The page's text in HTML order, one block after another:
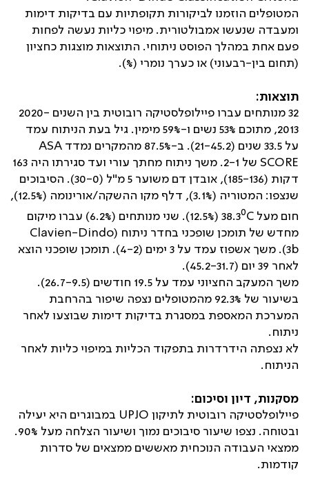
המטופלים הוזמנו לביקורות תקופתיות עם בדיקות דימות
ומעבדה שנעשו אמבולטורית. מיפוי כליות נעשה לפחות
פעם אחת במהלך הפוסט ניתוחי. התוצאות מוצגות כחציון
(תחום בין-רבעוני) או כערך נומרי (%).
תוצאות:
32 מנותחים עברו פיילופלסטיקה רובוטית בין השנים 2020-
2013, מתוכם 53% נשים ו-59% מימין. גיל בעת הניתוח עמד
על 33.5 שנים (21-45.2). ב-87.5% מהמקרים נמדד
ASA
SCORE
של 2-1. משך ניתוח מחתך עורי ועד סגירתו היה 163
דקות (185-136), אובדן דם משוער 5 מ"ל (30-0). הסיבוכים
שנצפו: המטוריה (3.1%), דלף מקו ההשקה/אורינומה (12.5%),
חום מעל
38.30C
(12.5%). שני מנותחים (6.2%) עברו מיקום
מחדש של תומכן שופכני בחדר ניתוח (Clavien-Dindo
3b
). משך אשפוז עמד על 3 ימים (4-2). תומכן שופכני הוצא
לאחר 39 יום (45.2-31.7).
משך המעקב החציוני עמד על 19.5 חודשים (26.7-9.5).
בשיעור של 92.3% מהמטופלים נצפה שיפור בהרחבת
המערכת המאספת במסגרת בדיקות דימות שבוצעו לאחר
ניתוח.
לא נצפתה הידרדרות בתפקוד הכליות במיפוי כליות לאחר
הניתוח.
מסקנות, דיון וסיכום:
פיילופלסטיקה רובוטית לתיקון UPJO במבוגרים היא יעילה
ובטוחה. נצפו שיעור סיבוכים נמוך ושיעור הצלחה מעל 90%.
ממצאי העבודה הנוכחית מאששים ממצאים של סדרות
קודמות.